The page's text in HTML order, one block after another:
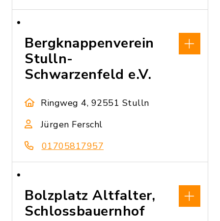
Bergknappenverein
Stulln-
Schwarzenfeld e.V.
Ringweg 4, 92551 Stulln
Jürgen Ferschl
01705817957
Bolzplatz Altfalter,
Schlossbauernhof